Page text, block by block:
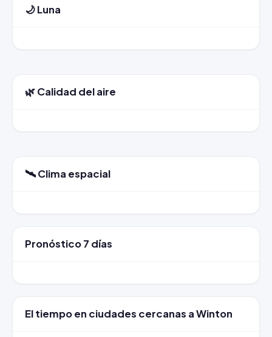
🌙 Luna
🌿 Calidad del aire
🛰️ Clima espacial
Pronóstico 7 días
El tiempo en ciudades cercanas a Winton